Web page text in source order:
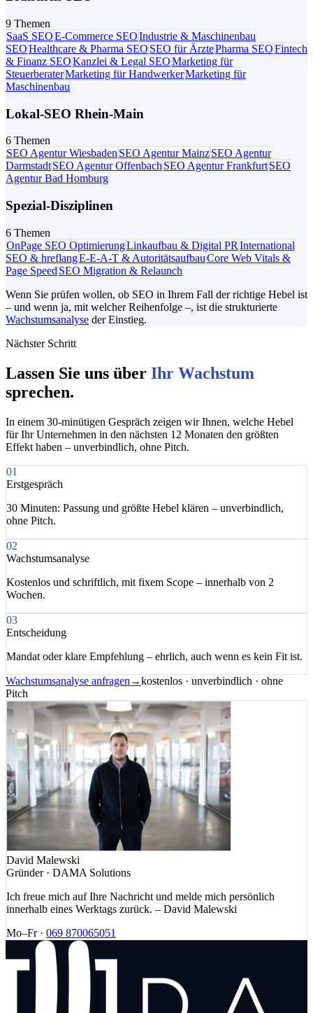
9 Themen
SaaS SEOE-Commerce SEOIndustrie & Maschinenbau
SEOHealthcare & Pharma SEO SEO für ÄrztePharma SEOFintech
& Finanz SEOKanzlei & Legal SEOMarketing für
SteuerberaterMarketing für HandwerkerMarketing für
Maschinenbau
Lokal-SEO Rhein-Main
6 Themen
SEO Agentur WiesbadenSEO Agentur MainzSEO Agentur
DarmstadtSEO Agentur OffenbachSEO Agentur FrankfurtSEO
Agentur Bad Homburg
Spezial-Disziplinen
6 Themen
OnPage SEO OptimierungLinkaufbau & Digital PR International
SEO & hreflangE-E-A-T & AutoritätsaufbauCore Web Vitals &
Page Speed SEO Migration & Relaunch
Wenn Sie prüfen wollen, ob SEO in Ihrem Fall der richtige Hebel ist
– und wenn ja, mit welcher Reihenfolge –, ist die strukturierte
Wachstumsanalyse der Einstieg.
Nächster Schritt
Lassen Sie uns über Ihr Wachstum
sprechen.
In einem 30-minütigen Gespräch zeigen wir Ihnen, welche Hebel
für Ihr Unternehmen in den nächsten 12 Monaten den größten
Effekt haben – unverbindlich, ohne Pitch.
01
Erstgespräch
30 Minuten: Passung und größte Hebel klären – unverbindlich,
ohne Pitch.
02
Wachstumsanalyse
Kostenlos und schriftlich, mit fixem Scope – innerhalb von 2
Wochen.
03
Entscheidung
Mandat oder klare Empfehlung – ehrlich, auch wenn es kein Fit ist.
Wachstumsanalyse anfragen →kostenlos · unverbindlich · ohne
Pitch
David Malewski
Gründer · DAMA Solutions
Ich freue mich auf Ihre Nachricht und melde mich persönlich
innerhalb eines Werktags zurück. – David Malewski
Mo–Fr · 069 870065051